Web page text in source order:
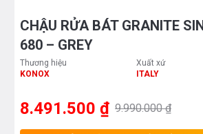
CHẬU RỬA BÁT GRANITE
680 – GREY
Thương hiệu
KONOX
Xuất xứ
ITALY
8.491.500 ₫ 9.990.000 ₫